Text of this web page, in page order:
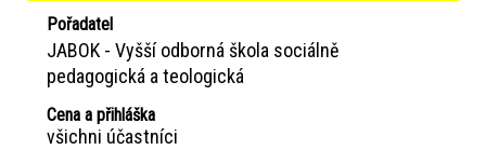
Pořadatel
JABOK - Vyšší odborná škola sociálně
pedagogická a teologická
Cena a přihláška
všichni účastníci